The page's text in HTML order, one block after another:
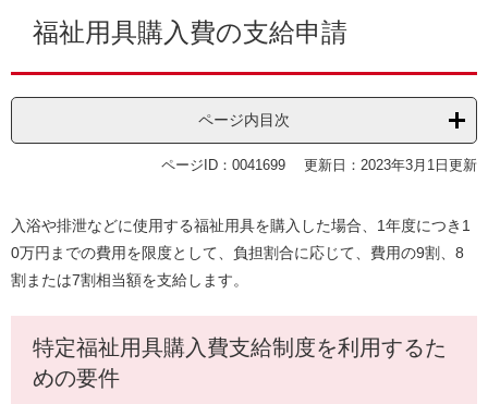
福祉用具購入費の支給申請
ページ内目次
ページID：0041699 更新日：2023年3月1日更新
入浴や排泄などに使用する福祉用具を購入した場合、1年度につき1
0万円までの費用を限度として、負担割合に応じて、費用の9割、8
割または7割相当額を支給します。
特定福祉用具購入費支給制度を利用するた
めの要件